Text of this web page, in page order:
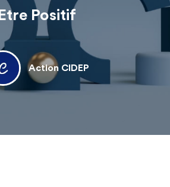
Etre Positif
Action CIDEP